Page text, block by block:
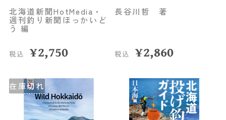
北海道新聞HotMedia・
週刊釣り新聞ほっかいど
う 編
税込 ¥2,750
長谷川哲 著
税込 ¥2,860
在庫切れ